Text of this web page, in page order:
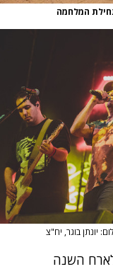
המלחמה
יונתן בוגר, יח"צ
השנה